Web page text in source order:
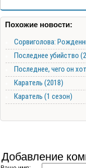
Похожие новости:
Сорвиголова:
Последнее убийство
Последнее, чего он
Каратель (2018)
Каратель (1 сезон)
Добавление